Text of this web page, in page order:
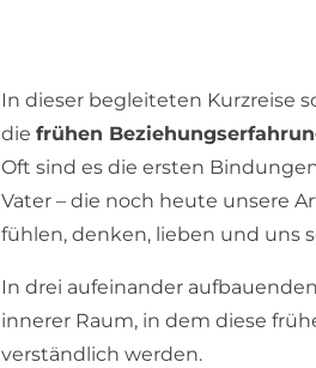
In dieser begleiteten Kurzreise
die frühen
Oft sind es die ersten
Vater – die noch heute unsere
fühlen, denken, lieben und uns
In drei aufeinander
innerer Raum, in dem diese
verständlich werden.